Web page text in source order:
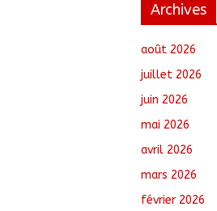
août 5, 2026
Archives
août 2026
juillet 2026
juin 2026
mai 2026
avril 2026
mars 2026
février 2026